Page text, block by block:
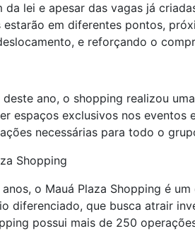
da lei e apesar das vagas já
estarão em diferentes pontos,
e reforçando o
deste ano, o shopping realizou
espaços exclusivos nos
necessárias para todo o
Shopping
o Mauá Plaza Shopping é
diferenciado, que busca atrair
possui mais de 250